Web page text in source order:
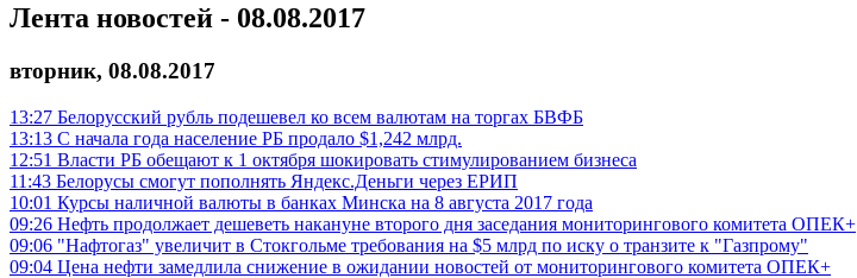
Лента новостей - 08.08.2017
вторник, 08.08.2017
13:27 Белорусский рубль подешевел ко всем валютам на торгах БВФБ
13:13 С начала года население РБ продало $1,242 млрд.
12:51 Власти РБ обещают к 1 октября шокировать стимулированием бизнеса
11:43 Белорусы смогут пополнять Яндекс.Деньги через ЕРИП
10:01 Курсы наличной валюты в банках Минска на 8 августа 2017 года
09:26 Нефть продолжает дешеветь накануне второго дня заседания мониторингового комитета ОПЕК+
09:06 "Нафтогаз" увеличит в Стокгольме требования на $5 млрд по иску о транзите к "Газпрому"
09:04 Цена нефти замедлила снижение в ожидании новостей от мониторингового комитета ОПЕК+